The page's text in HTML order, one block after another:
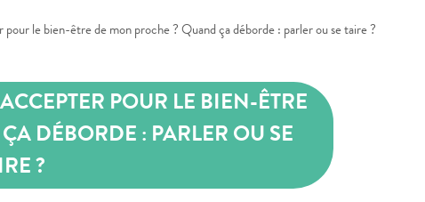
le bien-être de mon proche ? Quand ça déborde : parler ou se taire ?
POUR LE BIEN-ÊTRE
DÉBORDE : PARLER OU SE
?